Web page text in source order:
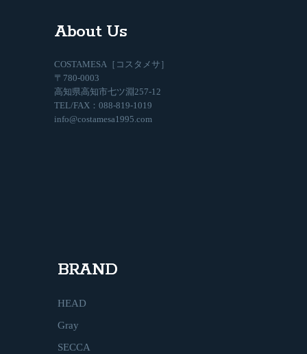
About Us
COSTAMESA［コスタメサ］
〒780-0003
高知県高知市七ツ淵257-12
TEL/FAX：088-819-1019
info@costamesa1995.com
BRAND
HEAD
Gray
SECCA